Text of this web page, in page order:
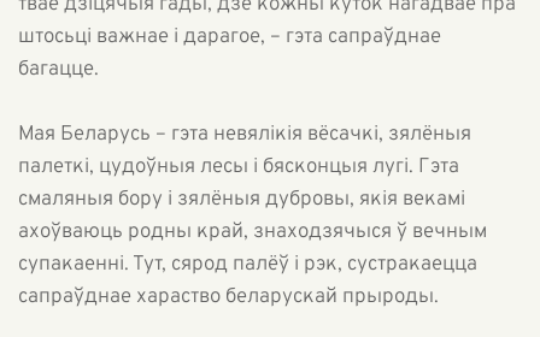
штосьці важнае і дарагое, – гэта сапраўднае
багацце.
Мая Беларусь – гэта невялікія вёсачкі, зялёныя
палеткі, цудоўныя лесы і бясконцыя лугі. Гэта
смаляныя бору і зялёныя дубровы, якія векамі
ахоўваюць родны край, знаходзячыся ў вечным
супакаенні. Тут, сярод палёў і рэк, сустракаецца
сапраўднае хараство беларускай прыроды.